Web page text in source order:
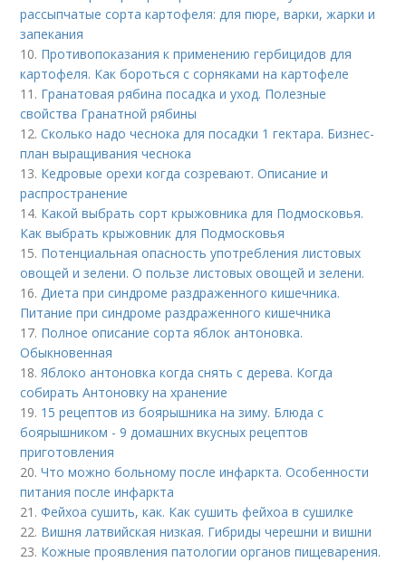
рассыпчатые сорта картофеля: для пюре, варки, жарки и
запекания
10. Противопоказания к применению гербицидов для
картофеля. Как бороться с сорняками на картофеле
11. Гранатовая рябина посадка и уход. Полезные
свойства Гранатной рябины
12.Сколько надо чеснока для посадки 1 гектара. Бизнес-
план выращивания чеснока
13. Кедровые орехи когда созревают. Описание и
распространение
14. Какой выбрать сорт крыжовника для Подмосковья.
Как выбрать крыжовник для Подмосковья
15. Потенциальная опасность употребления листовых
овощей и зелени. О пользе листовых овощей и зелени.
16. Диета при синдроме раздраженного кишечника.
Питание при синдроме раздраженного кишечника
17. Полное описание сорта яблок антоновка.
Обыкновенная
18. Яблоко антоновка когда снять с дерева. Когда
собирать Антоновку на хранение
19. 15 рецептов из боярышника на зиму. Блюда с
боярышником - 9 домашних вкусных рецептов
приготовления
20.Что можно больному после инфаркта. Особенности
питания после инфаркта
21.Фейхоа сушить, как. Как сушить фейхоа в сушилке
22. Вишня латвийская низкая. Гибриды черешни и вишни
23. Кожные проявления патологии органов пищеварения.